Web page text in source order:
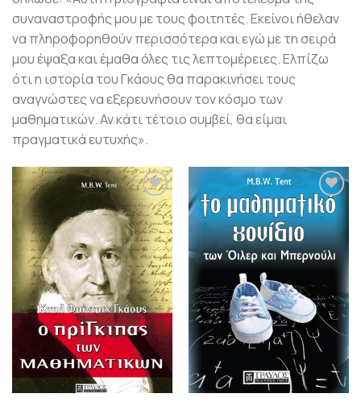
συναναστροφής μου με τους φοιτητές. Εκείνοι ήθελαν
να πληροφορηθούν περισσότερα και εγώ με τη σειρά
μου έψαξα και έμαθα όλες τις λεπτομέρειες. Ελπίζω
ότι η ιστορία του Γκάους θα παρακινήσει τους
αναγνώστες να εξερευνήσουν τον κόσμο των
μαθηματικών. Αν κάτι τέτοιο συμβεί, θα είμαι
πραγματικά ευτυχής».
Προσθήκη
βιβλίου
στη λίστα
επιθυμιών
Προσθήκη
βιβλίου
στη λίστα
επιθυμιών